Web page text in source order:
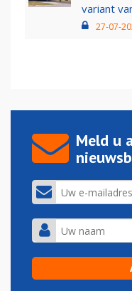
variant
27-07-
Meld u